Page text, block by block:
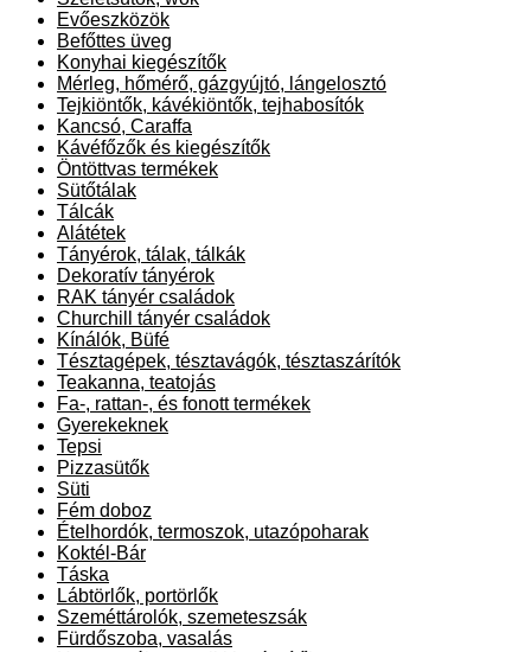
Evőeszközök
Befőttes üveg
Konyhai kiegészítők
Mérleg, hőmérő, gázgyújtó, lángelosztó
Tejkiöntők, kávékiöntők, tejhabosítók
Kancsó, Caraffa
Kávéfőzők és kiegészítők
Öntöttvas termékek
Sütőtálak
Tálcák
Alátétek
Tányérok, tálak, tálkák
Dekoratív tányérok
RAK tányér családok
Churchill tányér családok
Kínálók, Büfé
Tésztagépek, tésztavágók, tésztaszárítók
Teakanna, teatojás
Fa-, rattan-, és fonott termékek
Gyerekeknek
Tepsi
Pizzasütők
Süti
Fém doboz
Ételhordók, termoszok, utazópoharak
Koktél-Bár
Táska
Lábtörlők, portörlők
Szeméttárolók, szemeteszsák
Fürdőszoba, vasalás